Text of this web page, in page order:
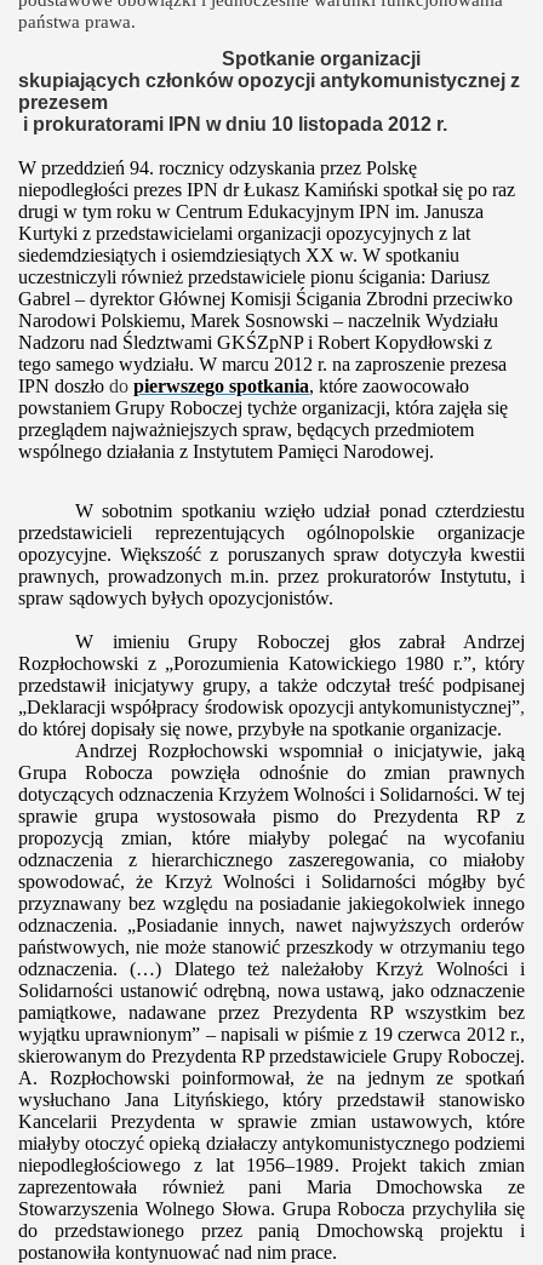
państwa prawa.
Spotkanie organizacji
skupiających członków opozycji antykomunistycznej z
prezesem
i prokuratorami IPN w dniu 10 listopada 2012 r.
W przeddzień 94. rocznicy odzyskania przez Polskę
niepodległości prezes IPN dr Łukasz Kamiński spotkał się po raz
drugi w tym roku w Centrum Edukacyjnym IPN im. Janusza
Kurtyki z przedstawicielami organizacji opozycyjnych z lat
siedemdziesiątych i osiemdziesiątych XX w. W spotkaniu
uczestniczyli również przedstawiciele pionu ścigania: Dariusz
Gabrel – dyrektor Głównej Komisji Ścigania Zbrodni przeciwko
Narodowi Polskiemu, Marek Sosnowski – naczelnik Wydziału
Nadzoru nad Śledztwami GKŚZpNP i Robert Kopydłowski z
tego samego wydziału. W marcu 2012 r. na zaproszenie prezesa
IPN doszło do pierwszego spotkania, które zaowocowało
powstaniem Grupy Roboczej tychże organizacji, która zajęła się
przeglądem najważniejszych spraw, będących przedmiotem
wspólnego działania z Instytutem Pamięci Narodowej.
W sobotnim spotkaniu wzięło udział ponad czterdziestu
przedstawicieli reprezentujących ogólnopolskie organizacje
opozycyjne. Większość z poruszanych spraw dotyczyła kwestii
prawnych, prowadzonych m.in. przez prokuratorów Instytutu, i
spraw sądowych byłych opozycjonistów.
W imieniu Grupy Roboczej głos zabrał Andrzej
Rozpłochowski z „Porozumienia Katowickiego 1980 r.”, który
przedstawił inicjatywy grupy, a także odczytał treść podpisanej
„Deklaracji współpracy środowisk opozycji antykomunistycznej”,
do której dopisały się nowe, przybyłe na spotkanie organizacje.
Andrzej Rozpłochowski wspomniał o inicjatywie, jaką
Grupa Robocza powzięła odnośnie do zmian prawnych
dotyczących odznaczenia Krzyżem Wolności i Solidarności. W tej
sprawie grupa wystosowała pismo do Prezydenta RP z
propozycją zmian, które miałyby polegać na wycofaniu
odznaczenia z hierarchicznego zaszeregowania, co miałoby
spowodować, że Krzyż Wolności i Solidarności mógłby być
przyznawany bez względu na posiadanie jakiegokolwiek innego
odznaczenia. „Posiadanie innych, nawet najwyższych orderów
państwowych, nie może stanowić przeszkody w otrzymaniu tego
odznaczenia. (…) Dlatego też należałoby Krzyż Wolności i
Solidarności ustanowić odrębną, nowa ustawą, jako odznaczenie
pamiątkowe, nadawane przez Prezydenta RP wszystkim bez
wyjątku uprawnionym” – napisali w piśmie z 19 czerwca 2012 r.,
skierowanym do Prezydenta RP przedstawiciele Grupy Roboczej.
A. Rozpłochowski poinformował, że na jednym ze spotkań
wysłuchano Jana Lityńskiego, który przedstawił stanowisko
Kancelarii Prezydenta w sprawie zmian ustawowych, które
miałyby otoczyć opieką działaczy antykomunistycznego podziemi
niepodległościowego z lat 1956–1989. Projekt takich zmian
zaprezentowała również pani Maria Dmochowska ze
Stowarzyszenia Wolnego Słowa. Grupa Robocza przychyliła się
do przedstawionego przez panią Dmochowską projektu i
postanowiła kontynuować nad nim prace.